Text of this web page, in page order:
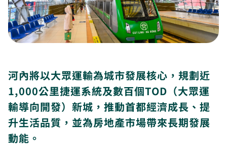
河內將以大眾運輸為城市發展核心，規劃近
1,000公里捷運系統及數百個TOD（大眾運
輸導向開發）新城，推動首都經濟成長、提
升生活品質，並為房地產市場帶來長期發展
動能。